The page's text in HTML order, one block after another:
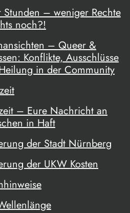
Stunden – weniger Rechte
noch?!
– Queer &
Konflikte, Ausschlüsse
in der Community
– Eure Nachricht an
in Haft
der Stadt Nürnberg
der UKW Kosten